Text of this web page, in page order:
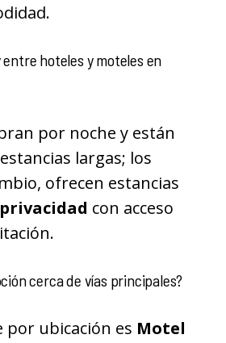
hoteles y moteles en
por noche y están
largas; los
ofrecen estancias
privacidad con acceso
cerca de vías principales?
por ubicación es Motel